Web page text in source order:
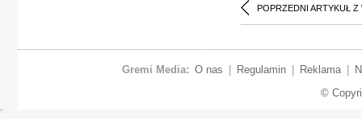
POPRZEDNI ARTYKUŁ Z
Gremi Media: O nas Regulamin Reklama
©